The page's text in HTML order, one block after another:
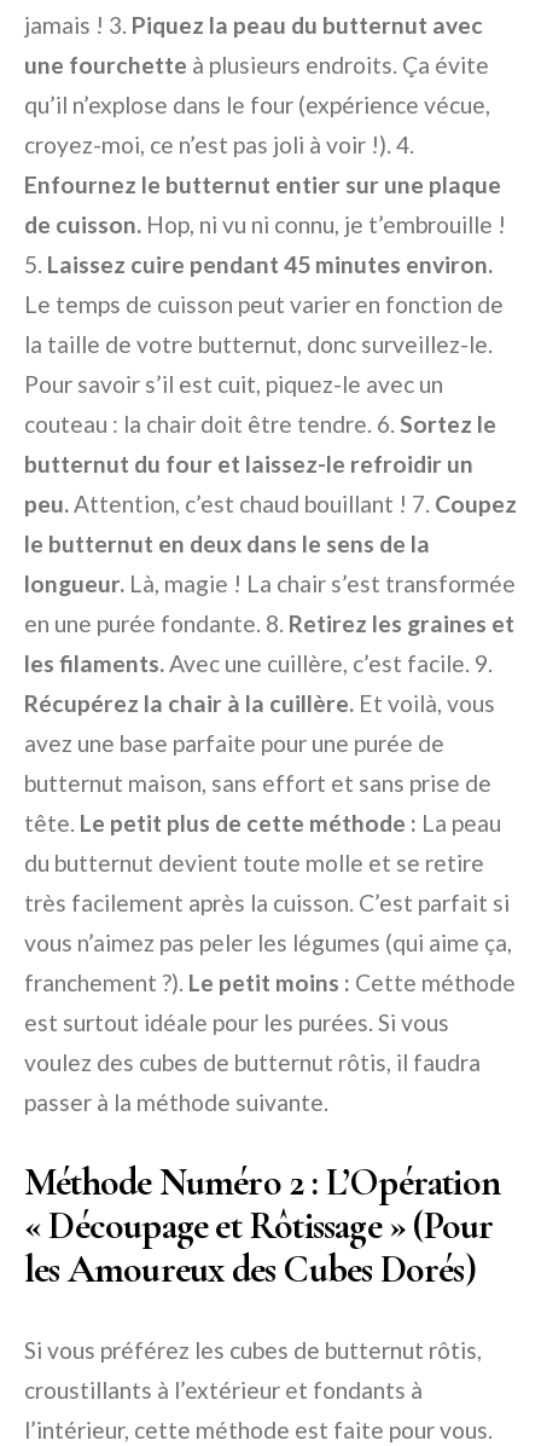
jamais ! 3. Piquez la peau du butternut avec
une fourchette à plusieurs endroits. Ça évite
qu’il n’explose dans le four (expérience vécue,
croyez-moi, ce n’est pas joli à voir !). 4.
Enfournez le butternut entier sur une plaque
de cuisson. Hop, ni vu ni connu, je t’embrouille !
5. Laissez cuire pendant 45 minutes environ.
Le temps de cuisson peut varier en fonction de
la taille de votre butternut, donc surveillez-le.
Pour savoir s’il est cuit, piquez-le avec un
couteau : la chair doit être tendre. 6. Sortez le
butternut du four et laissez-le refroidir un
peu.Attention, c’est chaud bouillant ! 7. Coupez
le butternut en deux dans le sens de la
longueur. Là, magie ! La chair s’est transformée
en une purée fondante. 8. Retirez les graines et
les filaments.Avec une cuillère, c’est facile. 9.
Récupérez la chair à la cuillère. Et voilà, vous
avez une base parfaite pour une purée de
butternut maison, sans effort et sans prise de
tête. Le petit plus de cette méthode : La peau
du butternut devient toute molle et se retire
très facilement après la cuisson. C’est parfait si
vous n’aimez pas peler les légumes (qui aime ça,
franchement ?). Le petit moins : Cette méthode
est surtout idéale pour les purées. Si vous
voulez des cubes de butternut rôtis, il faudra
passer à la méthode suivante.
Méthode Numéro 2 : L’Opération
« Découpage et Rôtissage » (Pour
les Amoureux des Cubes Dorés)
Si vous préférez les cubes de butternut rôtis,
croustillants à l’extérieur et fondants à
l’intérieur, cette méthode est faite pour vous.